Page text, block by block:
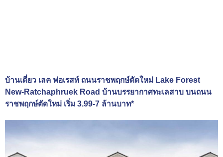
บ้านเดี่ยว เลค ฟอเรสท์ ถนนราชพฤกษ์ตัดใหม่ Lake Forest
New-Ratchaphruek Road บ้านบรรยากาศทะเลสาบ บนถนน
ราชพฤกษ์ตัดใหม่ เริ่ม 3.99-7 ล้านบาท*